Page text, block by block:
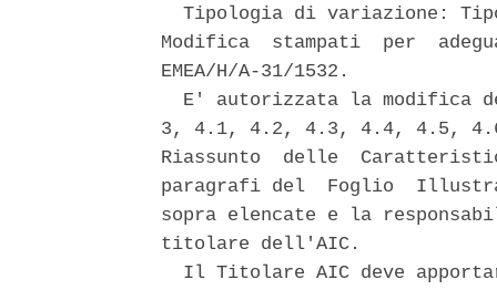
Tipologia di variazione:
Modifica  stampati  per
EMEA/H/A-31/1532.
E' autorizzata la modifica
3, 4.1, 4.2, 4.3, 4.4, 4.5,
Riassunto  delle
paragrafi del  Foglio
sopra elencate e la
titolare dell'AIC.
Il Titolare AIC deve